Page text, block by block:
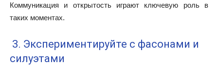
Коммуникация и открытость играют ключевую роль в
таких моментах.
3. Экспериментируйте с фасонами и
силуэтами